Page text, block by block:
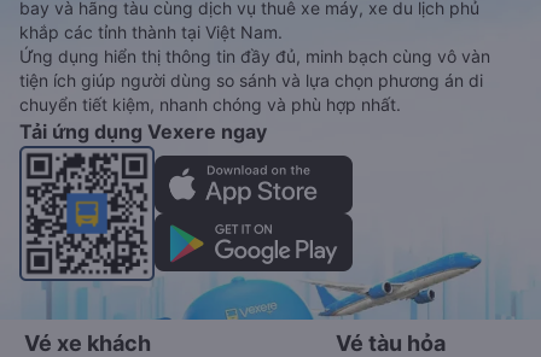
bay và hãng tàu cùng dịch vụ thuê xe máy, xe du lịch phủ
khắp các tỉnh thành tại Việt Nam.
Ứng dụng hiển thị thông tin đầy đủ, minh bạch cùng vô vàn
tiện ích giúp người dùng so sánh và lựa chọn phương án di
chuyển tiết kiệm, nhanh chóng và phù hợp nhất.
Tải ứng dụng Vexere ngay
Vé xe khách Vé tàu hỏa